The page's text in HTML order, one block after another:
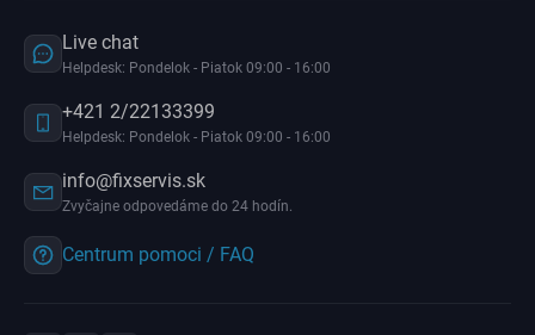
Live chat
Helpdesk: Pondelok - Piatok 09:00 - 16:00
+421 2/22133399
Helpdesk: Pondelok - Piatok 09:00 - 16:00
info@fixservis.sk
Zvyčajne odpovedáme do 24 hodín.
Centrum pomoci / FAQ